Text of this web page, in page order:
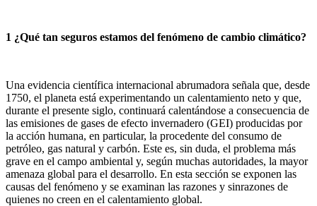
1 ¿Qué tan seguros estamos del fenómeno de cambio climático?
Una evidencia científica internacional abrumadora señala que, desde
1750, el planeta está experimentando un calentamiento neto y que,
durante el presente siglo, continuará calentándose a consecuencia de
las emisiones de gases de efecto invernadero (GEI) producidas por
la acción humana, en particular, la procedente del consumo de
petróleo, gas natural y carbón. Este es, sin duda, el problema más
grave en el campo ambiental y, según muchas autoridades, la mayor
amenaza global para el desarrollo. En esta sección se exponen las
causas del fenómeno y se examinan las razones y sinrazones de
quienes no creen en el calentamiento global.